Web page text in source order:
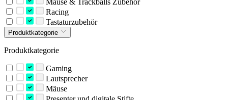
Racing
Tastaturzubehör
Produktkategorie
Produktkategorie
Gaming
Lautsprecher
Mäuse